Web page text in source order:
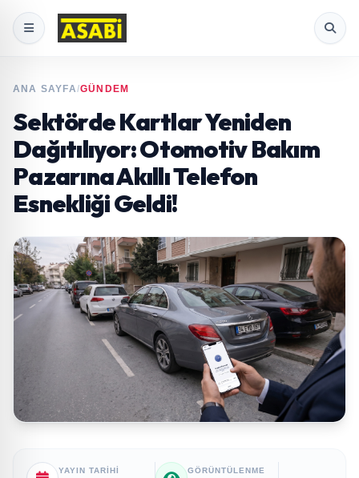
ANA SAYFA/GÜNDEM
Sektörde Kartlar Yeniden
Dağıtılıyor: Otomotiv Bakım
Pazarına Akıllı Telefon
Esnekliği Geldi!
YAYIN TARIHI GÖRÜNTÜLENME